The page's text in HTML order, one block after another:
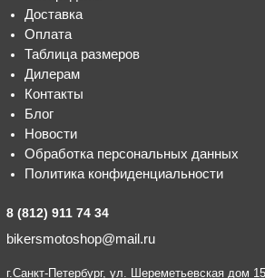
Доставка
Оплата
Таблица размеров
Дилерам
Контакты
Блог
Новости
Обработка персональных данных
Политика конфиденциальности
8 (812) 911 74 34
bikersmotoshop@mail.ru
г.Санкт-Петербург, ул. Шереметьевская дом